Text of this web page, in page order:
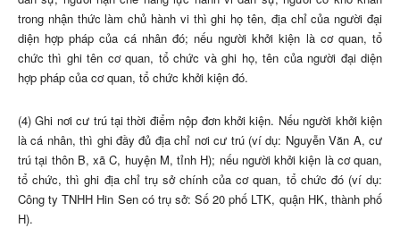
trong nhận thức làm chủ hành vi thì ghi họ tên, địa chỉ của người đại
diện hợp pháp của cá nhân đó; nếu người khởi kiện là cơ quan, tổ
chức thì ghi tên cơ quan, tổ chức và ghi họ, tên của người đại diện
hợp pháp của cơ quan, tổ chức khởi kiện đó.
(4) Ghi nơi cư trú tại thời điểm nộp đơn khởi kiện. Nếu người khởi kiện
là cá nhân, thì ghi đầy đủ địa chỉ nơi cư trú (ví dụ: Nguyễn Văn A, cư
trú tại thôn B, xã C, huyện M, tỉnh H); nếu người khởi kiện là cơ quan,
tổ chức, thì ghi địa chỉ trụ sở chính của cơ quan, tổ chức đó (ví dụ:
Công ty TNHH Hin Sen có trụ sở: Số 20 phố LTK, quận HK, thành phố
H).